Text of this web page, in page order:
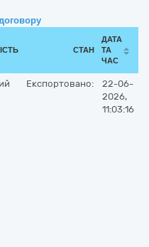
СТАН
ДАТА
ТА
ЧАС
Експортовано:
22-06-
2026,
11:03:16